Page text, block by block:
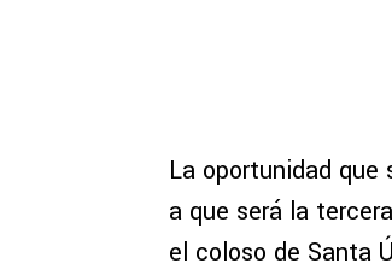
La oportunidad
a que será la
el coloso de Santa